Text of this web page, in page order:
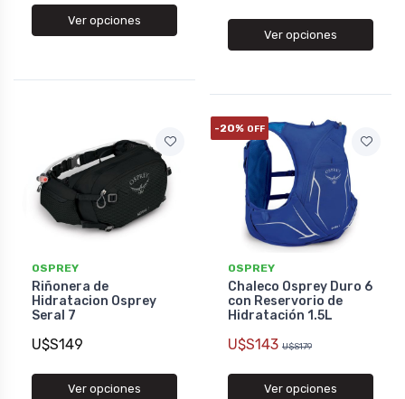
Ver opciones
Ver opciones
OSPREY
Riñonera de
Hidratacion Osprey
Seral 7
U$S149
Ver opciones
-20% OFF
OSPREY
Chaleco Osprey Duro 6
con Reservorio de
Hidratación 1.5L
U$S143 U$S179
Ver opciones